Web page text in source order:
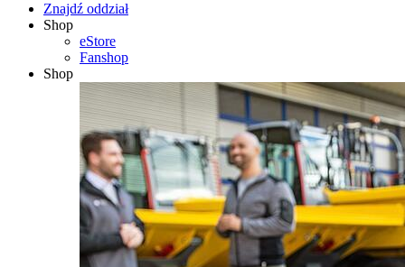
Znajdź oddział
Shop
eStore
Fanshop
Shop